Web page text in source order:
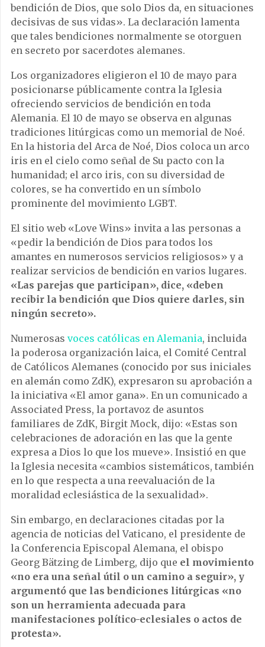
bendición de Dios, que solo Dios da, en situaciones
decisivas de sus vidas». La declaración lamenta
que tales bendiciones normalmente se otorguen
en secreto por sacerdotes alemanes.
Los organizadores eligieron el 10 de mayo para
posicionarse públicamente contra la Iglesia
ofreciendo servicios de bendición en toda
Alemania. El 10 de mayo se observa en algunas
tradiciones litúrgicas como un memorial de Noé.
En la historia del Arca de Noé, Dios coloca un arco
iris en el cielo como señal de Su pacto con la
humanidad; el arco iris, con su diversidad de
colores, se ha convertido en un símbolo
prominente del movimiento LGBT.
El sitio web «Love Wins» invita a las personas a
«pedir la bendición de Dios para todos los
amantes en numerosos servicios religiosos» y a
realizar servicios de bendición en varios lugares.
«Las parejas que participan», dice, «deben
recibir la bendición que Dios quiere darles, sin
ningún secreto».
Numerosas voces católicas en Alemania, incluida
la poderosa organización laica, el Comité Central
de Católicos Alemanes (conocido por sus iniciales
en alemán como ZdK), expresaron su aprobación a
la iniciativa «El amor gana». En un comunicado a
Associated Press, la portavoz de asuntos
familiares de ZdK, Birgit Mock, dijo: «Estas son
celebraciones de adoración en las que la gente
expresa a Dios lo que los mueve». Insistió en que
la Iglesia necesita «cambios sistemáticos, también
en lo que respecta a una reevaluación de la
moralidad eclesiástica de la sexualidad».
Sin embargo, en declaraciones citadas por la
agencia de noticias del Vaticano, el presidente de
la Conferencia Episcopal Alemana, el obispo
Georg Bätzing de Limberg, dijo que el movimiento
«no era una señal útil o un camino a seguir», y
argumentó que las bendiciones litúrgicas «no
son un herramienta adecuada para
manifestaciones político-eclesiales o actos de
protesta».